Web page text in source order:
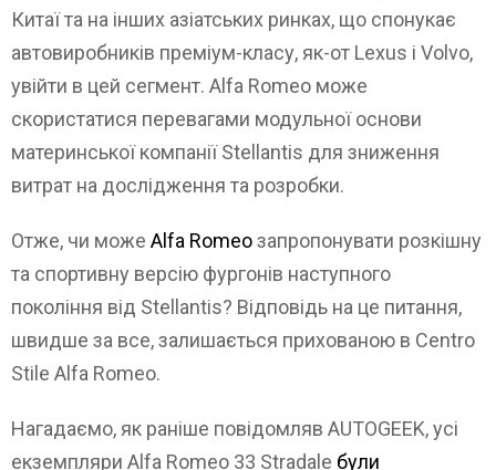
Китаї та на інших азіатських ринках, що спонукає
автовиробників преміум-класу, як-от Lexus і Volvo,
увійти в цей сегмент. Alfa Romeo може
скористатися перевагами модульної основи
материнської компанії Stellantis для зниження
витрат на дослідження та розробки.
Отже, чи може Alfa Romeoзапропонувати розкішну
та спортивну версію фургонів наступного
покоління від Stellantis? Відповідь на це питання,
швидше за все, залишається прихованою в Centro
Stile Alfa Romeo.
Нагадаємо, як раніше повідомляв AUTOGEEK, усі
екземпляри Alfa Romeo 33 Stradale були